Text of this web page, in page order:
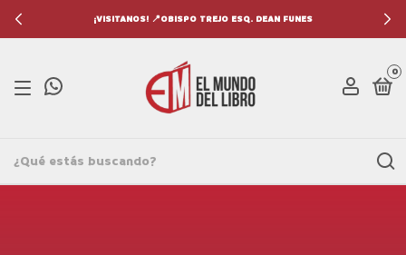
¡VISITANOS! 📍OBISPO TREJO ESQ. DEAN FUNES
0